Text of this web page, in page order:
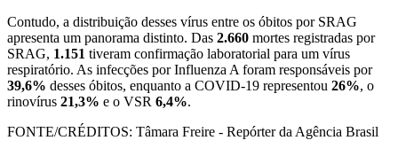
Contudo, a distribuição desses vírus entre os óbitos por SRAG
apresenta um panorama distinto. Das 2.660 mortes registradas por
SRAG, 1.151 tiveram confirmação laboratorial para um vírus
respiratório. As infecções por Influenza A foram responsáveis por
39,6% desses óbitos, enquanto a COVID-19 representou 26%, o
rinovírus 21,3% e o VSR 6,4%.
FONTE/CRÉDITOS: Tâmara Freire - Repórter da Agência Brasil